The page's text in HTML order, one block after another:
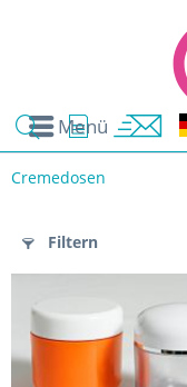
Menü
Cremedosen
Filtern